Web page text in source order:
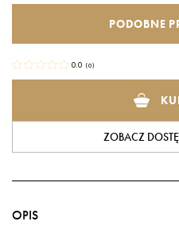
PODOBNE
0.0 (0)
ZOBACZ
OPIS